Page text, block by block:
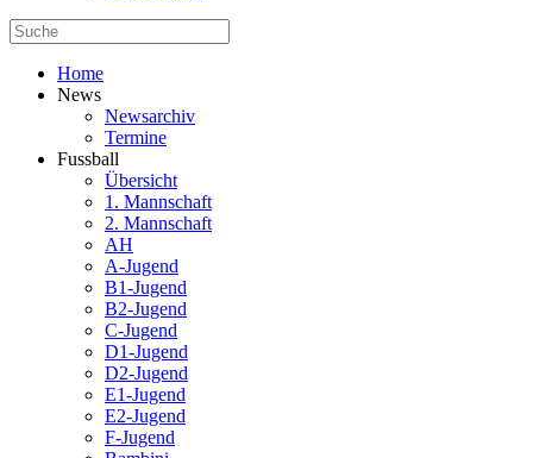
Home
News
Newsarchiv
Termine
Fussball
Übersicht
1. Mannschaft
2. Mannschaft
AH
A-Jugend
B1-Jugend
B2-Jugend
C-Jugend
D1-Jugend
D2-Jugend
E1-Jugend
E2-Jugend
F-Jugend